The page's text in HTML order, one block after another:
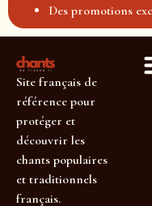
Des promotions
Site français de
référence pour
protéger et
découvrir les
chants populaires
et traditionnels
français.